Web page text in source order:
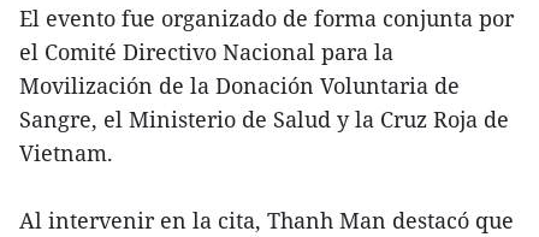
El evento fue organizado de forma conjunta por
el Comité Directivo Nacional para la
Movilización de la Donación Voluntaria de
Sangre, el Ministerio de Salud y la Cruz Roja de
Vietnam.
Al intervenir en la cita, Thanh Man destacó que